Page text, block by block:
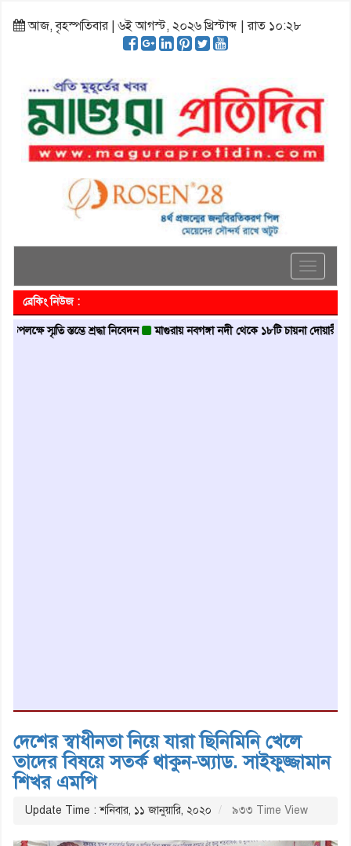
আজ, বৃহস্পতিবার | ৬ই আগস্ট, ২০২৬ খ্রিস্টাব্দ | রাত ১০:২৮
Toggle
ব্রেকিং নিউজ :
স্তম্ভে শ্রদ্ধা নিবেদন মাগুরায় নবগঙ্গা নদী থেকে ১৮টি চায়না দোয়ারী জাল জব্দ
দেশের স্বাধীনতা নিয়ে যারা ছিনিমিনি খেলে
তাদের বিষয়ে সতর্ক থাকুন-অ্যাড. সাইফুজ্জামান
শিখর এমপি
Update Time : শনিবার, ১১ জানুয়ারি, ২০২০ ৯৩৩ Time View